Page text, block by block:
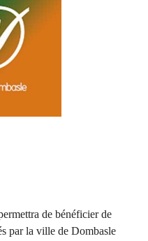
de bénéficier de
par la ville de Dombasle